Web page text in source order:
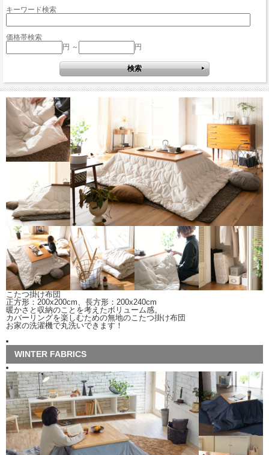
キーワード検索
価格帯検索
円 ～
円
こたつ掛け布団
正方形：200x200cm、長方形：200x240cm
暖かさと収納のことを考えたボリューム感。
カバーリングを楽しむための無地のこたつ掛け布団
お家の洗濯機で丸洗いできます！
WINTER FABRICS